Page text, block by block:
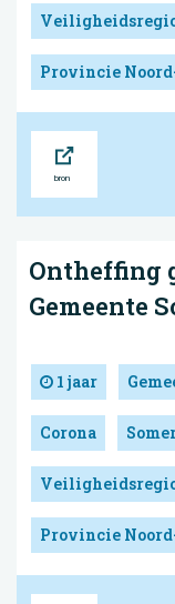
Provincie
Ontheffing
Gemeente
1 jaar
Corona
Provincie